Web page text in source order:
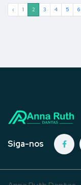
‹ 1 2 3 4 5 6
Siga-nos